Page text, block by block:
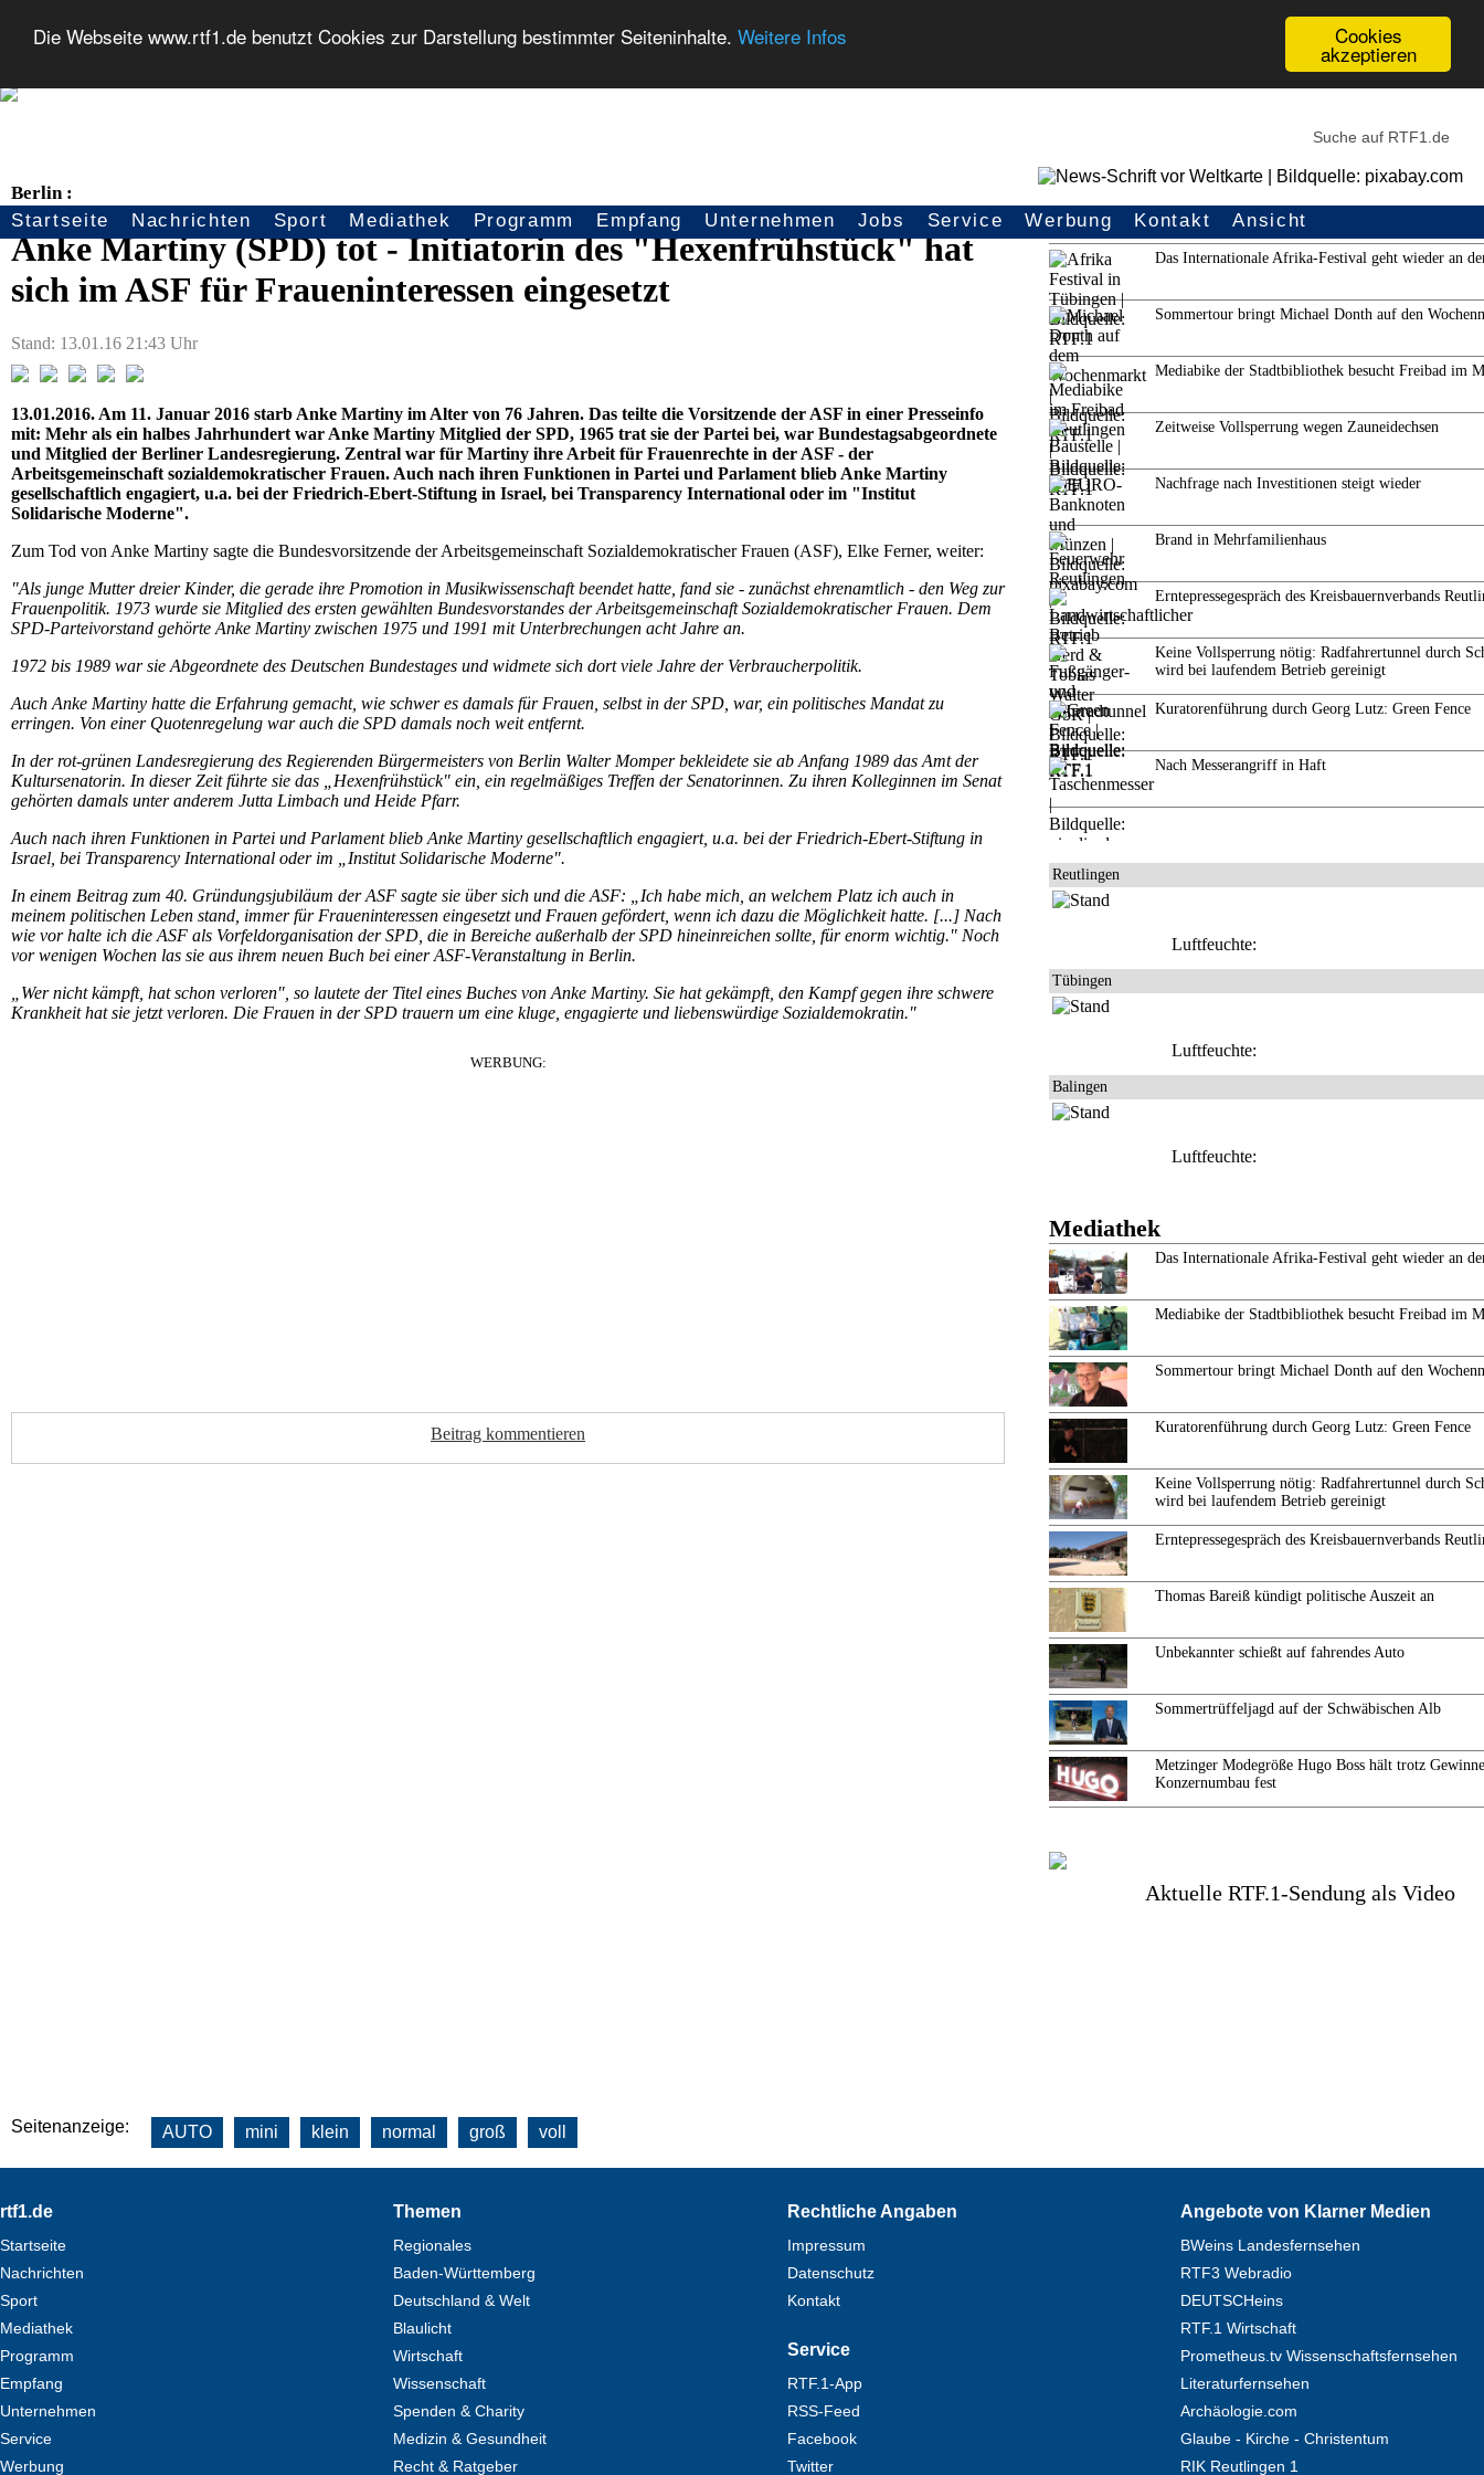
Cookies
akzeptieren
Die Webseite www.rtf1.de benutzt Cookies zur Darstellung bestimmter Seiteninhalte. Weitere Infos
Seitennavigation
Startseite Nachrichten Sport Mediathek Programm Empfang Unternehmen Jobs Service Werbung Kontakt Ansicht
Berlin :
Anke Martiny (SPD) tot - Initiatorin des "Hexenfrühstück" hat
sich im ASF für Fraueninteressen eingesetzt
Stand: 13.01.16 21:43 Uhr
13.01.2016. Am 11. Januar 2016 starb Anke Martiny im Alter von 76 Jahren. Das teilte die Vorsitzende der ASF in einer Presseinfo
mit: Mehr als ein halbes Jahrhundert war Anke Martiny Mitglied der SPD, 1965 trat sie der Partei bei, war Bundestagsabgeordnete
und Mitglied der Berliner Landesregierung. Zentral war für Martiny ihre Arbeit für Frauenrechte in der ASF - der
Arbeitsgemeinschaft sozialdemokratischer Frauen. Auch nach ihren Funktionen in Partei und Parlament blieb Anke Martiny
gesellschaftlich engagiert, u.a. bei der Friedrich-Ebert-Stiftung in Israel, bei Transparency International oder im "Institut
Solidarische Moderne".
Zum Tod von Anke Martiny sagte die Bundesvorsitzende der Arbeitsgemeinschaft Sozialdemokratischer Frauen (ASF), Elke Ferner, weiter:
"Als junge Mutter dreier Kinder, die gerade ihre Promotion in Musikwissenschaft beendet hatte, fand sie - zunächst ehrenamtlich - den Weg zur
Frauenpolitik. 1973 wurde sie Mitglied des ersten gewählten Bundesvorstandes der Arbeitsgemeinschaft Sozialdemokratischer Frauen. Dem
SPD-Parteivorstand gehörte Anke Martiny zwischen 1975 und 1991 mit Unterbrechungen acht Jahre an.
1972 bis 1989 war sie Abgeordnete des Deutschen Bundestages und widmete sich dort viele Jahre der Verbraucherpolitik.
Auch Anke Martiny hatte die Erfahrung gemacht, wie schwer es damals für Frauen, selbst in der SPD, war, ein politisches Mandat zu
erringen. Von einer Quotenregelung war auch die SPD damals noch weit entfernt.
In der rot-grünen Landesregierung des Regierenden Bürgermeisters von Berlin Walter Momper bekleidete sie ab Anfang 1989 das Amt der
Kultursenatorin. In dieser Zeit führte sie das „Hexenfrühstück" ein, ein regelmäßiges Treffen der Senatorinnen. Zu ihren Kolleginnen im Senat
gehörten damals unter anderem Jutta Limbach und Heide Pfarr.
Auch nach ihren Funktionen in Partei und Parlament blieb Anke Martiny gesellschaftlich engagiert, u.a. bei der Friedrich-Ebert-Stiftung in
Israel, bei Transparency International oder im „Institut Solidarische Moderne".
In einem Beitrag zum 40. Gründungsjubiläum der ASF sagte sie über sich und die ASF: „Ich habe mich, an welchem Platz ich auch in
meinem politischen Leben stand, immer für Fraueninteressen eingesetzt und Frauen gefördert, wenn ich dazu die Möglichkeit hatte. [...] Nach
wie vor halte ich die ASF als Vorfeldorganisation der SPD, die in Bereiche außerhalb der SPD hineinreichen sollte, für enorm wichtig." Noch
vor wenigen Wochen las sie aus ihrem neuen Buch bei einer ASF-Veranstaltung in Berlin.
„Wer nicht kämpft, hat schon verloren", so lautete der Titel eines Buches von Anke Martiny. Sie hat gekämpft, den Kampf gegen ihre schwere
Krankheit hat sie jetzt verloren. Die Frauen in der SPD trauern um eine kluge, engagierte und liebenswürdige Sozialdemokratin."
WERBUNG:
Beitrag kommentieren
Weitere Themen
Das Internationale Afrika-Festival geht wieder an
Sommertour bringt Michael Donth auf den
Mediabike der Stadtbibliothek besucht Freibad im
Zeitweise Vollsperrung wegen Zauneidechsen
Nachfrage nach Investitionen steigt wieder
Brand in Mehrfamilienhaus
Erntepressegespräch des Kreisbauernverbands
Keine Vollsperrung nötig: Radfahrertunnel durch
wird bei laufendem Betrieb gereinigt
Kuratorenführung durch Georg Lutz: Green Fence
Nach Messerangriff in Haft
Reutlingen
Luftfeuchte:
Tübingen
Luftfeuchte:
Balingen
Luftfeuchte:
Mediathek
Das Internationale Afrika-Festival geht wieder an
Mediabike der Stadtbibliothek besucht Freibad im
Sommertour bringt Michael Donth auf den
Kuratorenführung durch Georg Lutz: Green Fence
Keine Vollsperrung nötig: Radfahrertunnel durch
wird bei laufendem Betrieb gereinigt
Erntepressegespräch des Kreisbauernverbands
Thomas Bareiß kündigt politische Auszeit an
Unbekannter schießt auf fahrendes Auto
Sommertrüffeljagd auf der Schwäbischen Alb
Metzinger Modegröße Hugo Boss hält trotz
Konzernumbau fest
Aktuelle RTF.1-Sendung als Video
Seitenanzeige: AUTO mini klein normal groß voll
Footer
rtf1.de
Startseite
Nachrichten
Sport
Mediathek
Programm
Empfang
Unternehmen
Service
Werbung
Themen
Regionales
Baden-Württemberg
Deutschland & Welt
Blaulicht
Wirtschaft
Wissenschaft
Spenden & Charity
Medizin & Gesundheit
Recht & Ratgeber
Rechtliche Angaben
Impressum
Datenschutz
Kontakt
Service
RTF.1-App
RSS-Feed
Facebook
Twitter
Angebote von Klarner Medien
BWeins Landesfernsehen
RTF3 Webradio
DEUTSCHeins
RTF.1 Wirtschaft
Prometheus.tv Wissenschaftsfernsehen
Literaturfernsehen
Archäologie.com
Glaube - Kirche - Christentum
RIK Reutlingen 1